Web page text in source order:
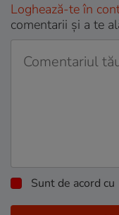
Loghează-te în
comentarii și a te
Sunt de acord cu